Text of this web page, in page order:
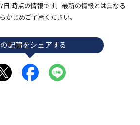
時点の情報です。最新の情報とは異なる
かじめご了承ください。
記事をシェアする